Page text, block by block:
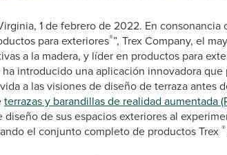
1 de febrero de 2022. En
para exteriores®”, Trex Company, el
a la madera, y líder en productos para
introducido una aplicación innovadora
a las visiones de diseño de terraza antes
terrazas y barandillas de realidad aumentada
diseño de sus espacios exteriores al
el conjunto completo de productos Trex ®